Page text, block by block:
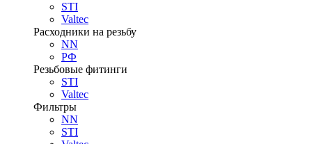
STI
Valtec
Расходники на резьбу
NN
РФ
Резьбовые фитинги
STI
Valtec
Фильтры
NN
STI